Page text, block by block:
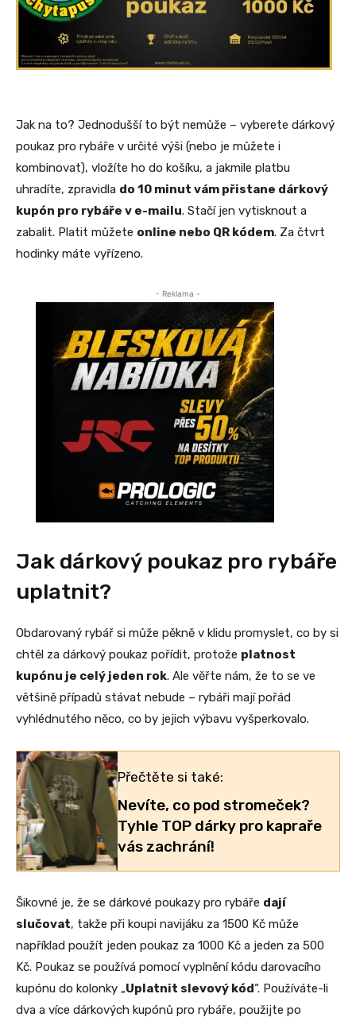
Jak na to? Jednodušší to být nemůže – vyberete dárkový
poukaz pro rybáře v určité výši (nebo je můžete i
kombinovat), vložíte ho do košíku, a jakmile platbu
uhradíte, zpravidla do 10 minut vám přistane dárkový
kupón pro rybáře v e-mailu. Stačí jen vytisknout a
zabalit. Platit můžete online nebo QR kódem. Za čtvrt
hodinky máte vyřízeno.
- Reklama -
Jak dárkový poukaz pro rybáře
uplatnit?
Obdarovaný rybář si může pěkně v klidu promyslet, co by si
chtěl za dárkový poukaz pořídit, protože platnost
kupónu je celý jeden rok. Ale věřte nám, že to se ve
většině případů stávat nebude – rybáři mají pořád
vyhlédnutého něco, co by jejich výbavu vyšperkovalo.
Přečtěte si také:
Nevíte, co pod stromeček?
Tyhle TOP dárky pro kapraře
vás zachrání!
Šikovné je, že se dárkové poukazy pro rybáře dají
slučovat, takže při koupi navijáku za 1500 Kč může
například použít jeden poukaz za 1000 Kč a jeden za 500
Kč. Poukaz se používá pomocí vyplnění kódu darovacího
kupónu do kolonky „Uplatnit slevový kód“. Používáte-li
dva a více dárkových kupónů pro rybáře, použijte po